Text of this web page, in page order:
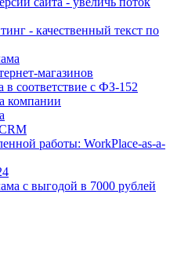
- качественный текст по
магазинов
в соответствие с ФЗ-152
компании
работы: WorkPlace-as-a-
с выгодой в 7000 рублей